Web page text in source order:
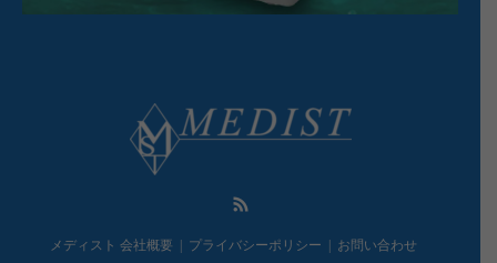
メディスト 会社概要 プライバシーポリシー お問い合わせ